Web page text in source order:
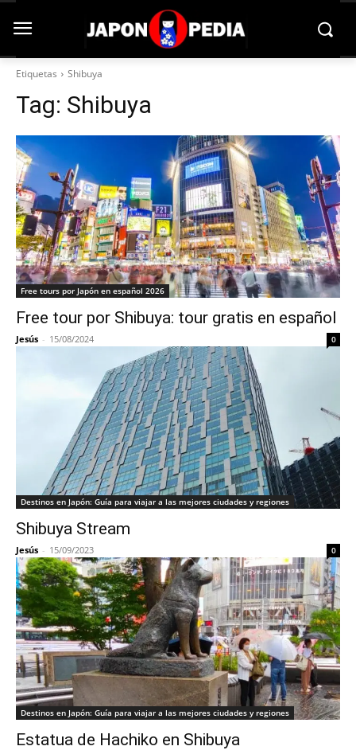
Etiquetas Shibuya
Tag: Shibuya
Free tours por Japón en español 2026
Free tour por Shibuya: tour gratis en español
Jesús - 15/08/2024 0
Destinos en Japón: Guía para viajar a las mejores ciudades y regiones
Shibuya Stream
Jesús - 15/09/2023 0
Destinos en Japón: Guía para viajar a las mejores ciudades y regiones
Estatua de Hachiko en Shibuya